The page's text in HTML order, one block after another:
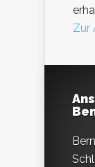
Zur